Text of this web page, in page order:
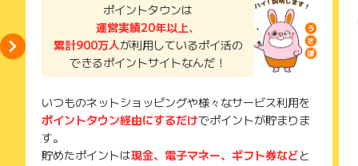
ポイントタウンは
運営実績20年以上、
累計900万人が利用しているポイ活の
できるポイントサイトなんだ！
いつものネットショッピングや様々なサービス利用を
ポイントタウン経由にするだけでポイントが貯まりま
す。
貯めたポイントは現金、電子マネー、ギフト券などと